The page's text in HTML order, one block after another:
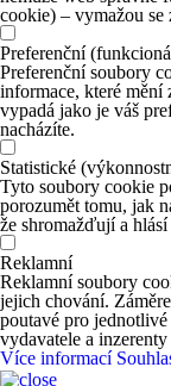
cookie) – vymažou se
Preferenční
Preferenční soubory
informace, které mění
vypadá jako je váš
nacházíte.
Statistické
Tyto soubory cookie
porozumět tomu, jak
že shromažďují a
Reklamní
Reklamní soubory
jejich chování.
poutavé pro
vydavatele a
Více informací